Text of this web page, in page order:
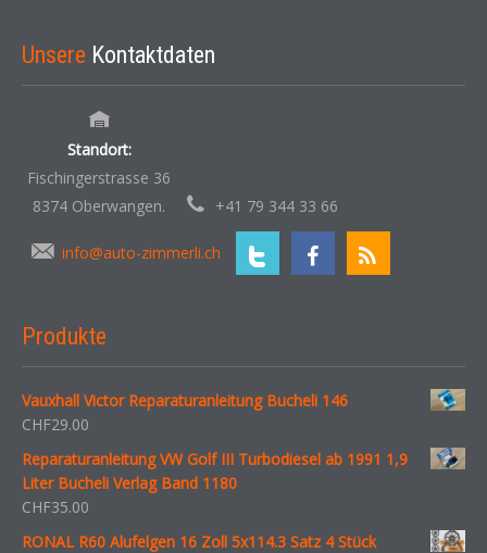
Unsere Kontaktdaten
Standort:
Fischingerstrasse 36
8374 Oberwangen.
+41 79 344 33 66
info@auto-zimmerli.ch
Produkte
Vauxhall Victor Reparaturanleitung Bucheli 146
CHF29.00
Reparaturanleitung VW Golf III Turbodiesel ab 1991 1,9
Liter Bucheli Verlag Band 1180
CHF35.00
RONAL R60 Alufelgen 16 Zoll 5x114.3 Satz 4 Stück